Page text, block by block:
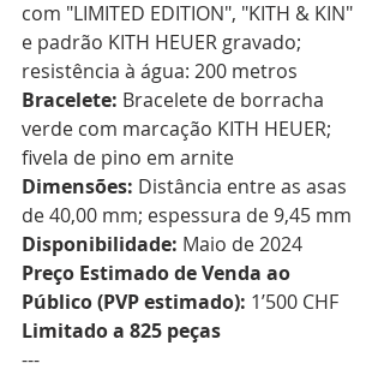
com "LIMITED EDITION", "KITH & KIN"
e padrão KITH HEUER gravado;
resistência à água: 200 metros
Bracelete: Bracelete de borracha
verde com marcação KITH HEUER;
fivela de pino em arnite
Dimensões: Distância entre as asas
de 40,00 mm; espessura de 9,45 mm
Disponibilidade: Maio de 2024
Preço Estimado de Venda ao
Público (PVP estimado): 1’500 CHF
Limitado a 825 peças
---